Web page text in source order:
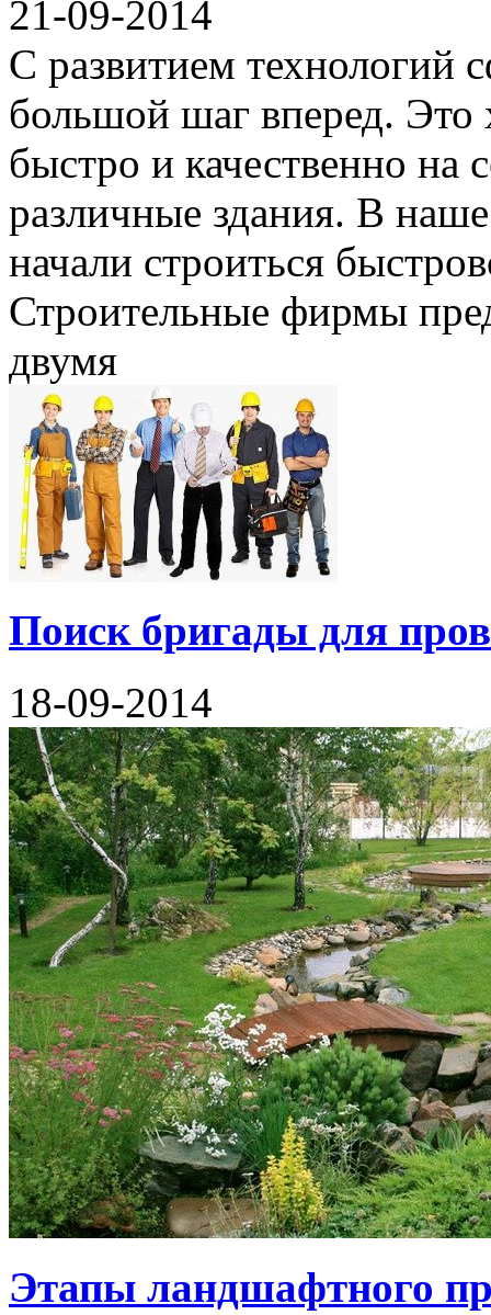
21-09-2014
С развитием технологий
большой шаг вперед. Это
быстро и качественно на
различные здания. В
начали строиться
Строительные фирмы
двумя
Поиск бригады для
18-09-2014
Этапы ландшафтного